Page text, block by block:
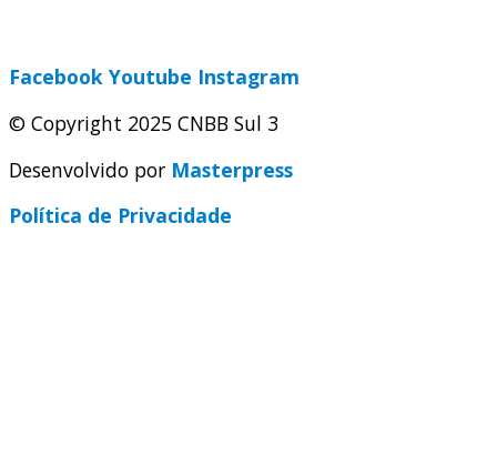
Facebook Youtube Instagram
© Copyright 2025 CNBB Sul 3
Desenvolvido por Masterpress
Política de Privacidade